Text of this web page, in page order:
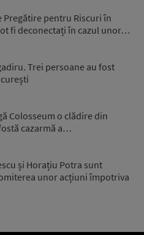
Pregătire pentru Riscuri în
fi deconectați în cazul unor…
Trei persoane au fost
Colosseum o clădire din
cazarmă a…
și Horațiu Potra sunt
unor acțiuni împotriva